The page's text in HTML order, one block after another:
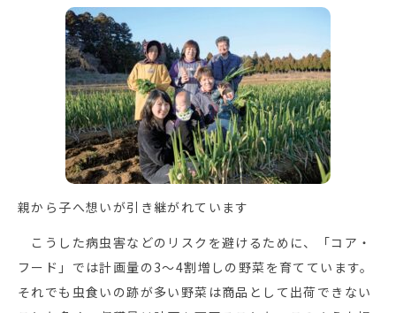
親から子へ想いが引き継がれています
こうした病虫害などのリスクを避けるために、「コア・
フード」では計画量の3〜4割増しの野菜を育てています。
それでも虫食いの跡が多い野菜は商品として出荷できない